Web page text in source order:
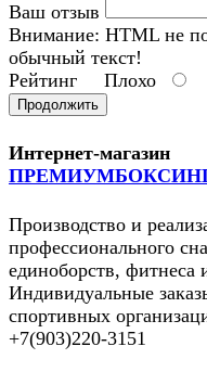
Ваш отзыв
Внимание: HTML не
обычный текст!
Рейтинг Плохо
Продолжить
Интернет-магазин
Производство и
профессионального
единоборств, фитнеса
Индивидуальные
спортивных
+7(903)220-3151